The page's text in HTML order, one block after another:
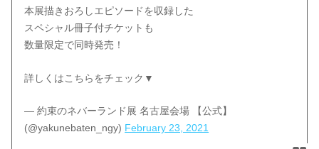
本展描きおろしエピソードを収録した
スペシャル冊子付チケットも
数量限定で同時発売！
詳しくはこちらをチェック▼
— 約束のネバーランド展 名古屋会場 【公式】
(@yakunebaten_ngy) February 23, 2021